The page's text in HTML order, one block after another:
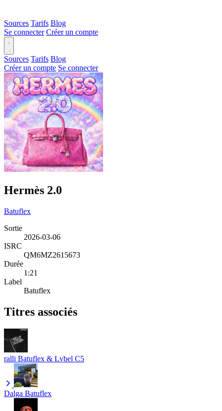
Sources Tarifs Blog
Se connecter Créer un compte
Sources Tarifs Blog
Créer un compte Se connecter
Hermès 2.0
Batuflex
Sortie
2026-03-06
ISRC
QM6MZ2615673
Durée
1:21
Label
Batuflex
Titres associés
ralli Batuflex & Lvbel C5
Dalga Batuflex